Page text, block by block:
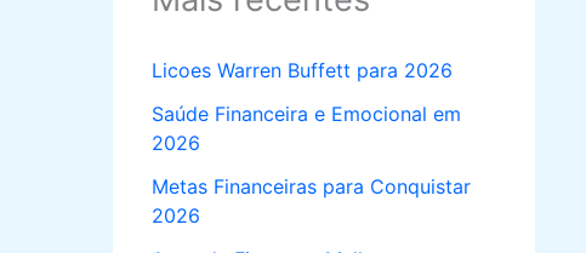
Licoes Warren Buffett para 2026
Saúde Financeira e Emocional em
2026
Metas Financeiras para Conquistar
2026